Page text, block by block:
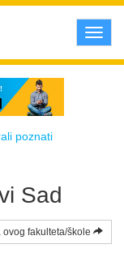
poznati
Sad
ovog fakulteta/škole